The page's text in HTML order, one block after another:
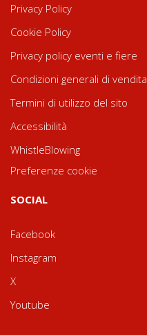
Privacy Policy
Cookie Policy
Privacy policy eventi e fiere
Condizioni generali di vendita
Termini di utilizzo del sito
Accessibilità
WhistleBlowing
Preferenze cookie
SOCIAL
Facebook
Instagram
X
Youtube